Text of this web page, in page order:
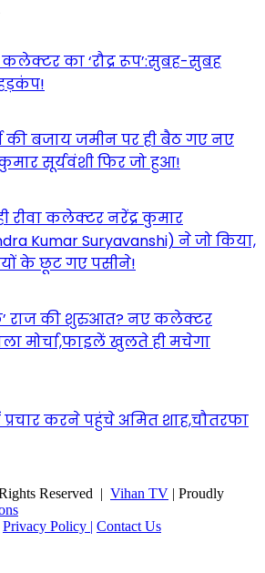
कलेक्टर का ‘रौद्र रूप’:सुबह-सुबह
की बजाय जमीन पर ही बैठ गए नए
सूर्यवंशी फिर जो हुआ!
रीवा कलेक्टर नरेंद्र कुमार
Kumar Suryavanshi) ने जो किया,
के छूट गए पसीने!
राज की शुरुआत? नए कलेक्टर
मोर्चा,फाइलें खुलते ही मचेगा
प्रचार करने पहुंचे अमित शाह,चौतरफा
Reserved | Vihan TV | Proudly
Privacy Policy | Contact Us